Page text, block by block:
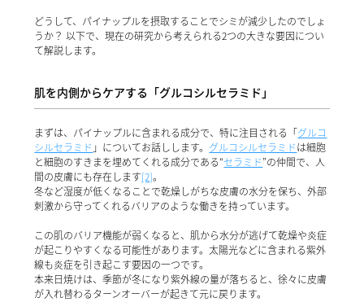
どうして、パイナップルを摂取することでシミが減少したのでしょ
うか？ 以下で、現在の研究から考えられる2つの大きな要因につい
て解説します。
肌を内側からケアする「グルコシルセラミド」
まずは、パイナップルに含まれる成分で、特に注目される「グルコ
シルセラミド 」についてお話しします。 グルコシルセラミドは細胞
と細胞のすきまを埋めてくれる成分である“セラミド”の仲間で、人
間の皮膚にも存在します[2]。
冬など湿度が低くなることで乾燥しがちな皮膚の水分を保ち、外部
刺激から守ってくれるバリアのような働きを持っています。
この肌のバリア機能が弱くなると、肌から水分が逃げて乾燥や炎症
が起こりやすくなる可能性があります。太陽光などに含まれる紫外
線も炎症を引き起こす要因の一つです。
本来日焼けは、季節が冬になり紫外線の量が落ちると、徐々に皮膚
が入れ替わるターンオーバーが起きて元に戻ります。